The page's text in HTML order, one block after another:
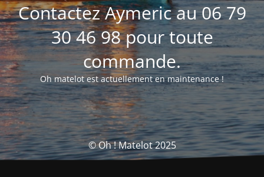
Contactez Aymeric au 06 79
30 46 98 pour toute
commande.
Oh matelot est actuellement en maintenance !
© Oh ! Matelot 2025